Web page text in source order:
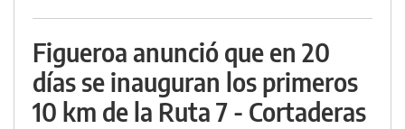
Figueroa anunció que en 20
días se inauguran los primeros
10 km de la Ruta 7 - Cortaderas